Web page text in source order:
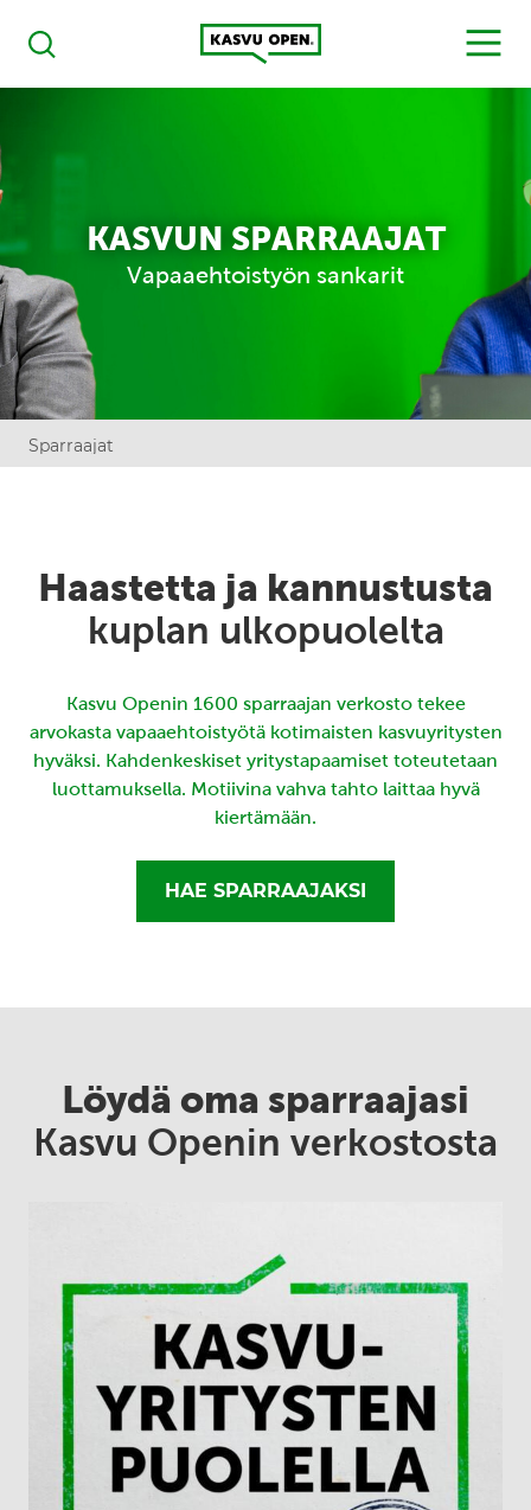
Haku
Kasvu Open
MENU
KASVUN SPARRAAJAT
Vapaaehtoistyön sankarit
Sparraajat
Haastetta ja kannustusta
kuplan ulkopuolelta
Kasvu Openin 1600 sparraajan verkosto tekee
arvokasta vapaaehtoistyötä kotimaisten kasvuyritysten
hyväksi. Kahdenkeskiset yritystapaamiset toteutetaan
luottamuksella. Motiivina vahva tahto laittaa hyvä
kiertämään.
HAE SPARRAAJAKSI
Löydä oma sparraajasi
Kasvu Openin verkostosta